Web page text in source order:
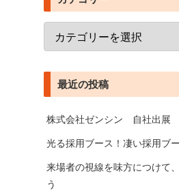
最近の投稿
株式会社ゼンシン 自社出展
光る採用ブース！凄い採用ブ
来場者の視線を味方につけて
う